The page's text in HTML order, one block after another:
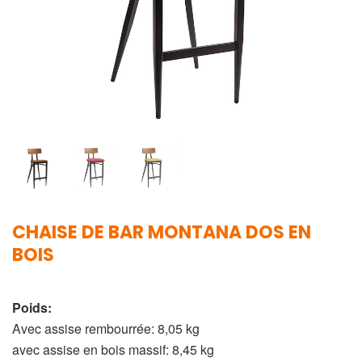
CHAISE DE BAR MONTANA DOS EN
BOIS
Poids:
Avec assise rembourrée: 8,05 kg
avec assise en bois massif: 8,45 kg